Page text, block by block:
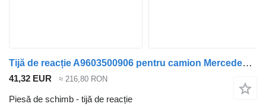
Tijă de reacție A9603500906 pentru camion Mercedes-Benz ACTROS MP4 1845 L
41,32 EUR ≈ 216,80 RON
Piesă de schimb - tijă de reacție